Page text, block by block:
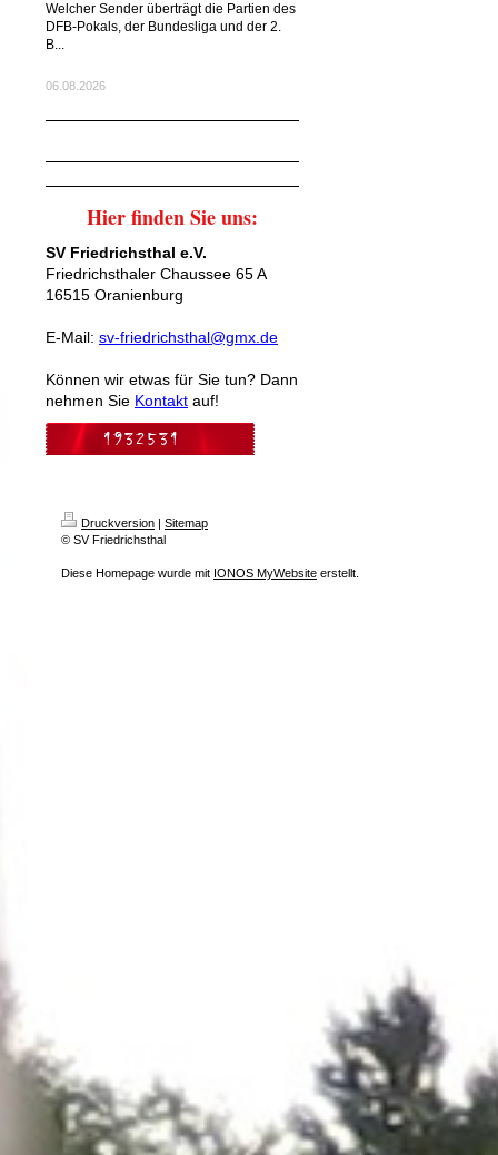
Welcher Sender überträgt die Partien des
DFB-Pokals, der Bundesliga und der 2.
B...
06.08.2026
Hier finden Sie uns:
SV Friedrichsthal e.V.
Friedrichsthaler Chaussee 65 A
16515 Oranienburg
E-Mail: sv-friedrichsthal@gmx.de
Können wir etwas für Sie tun? Dann
nehmen Sie Kontakt auf!
Druckversion | Sitemap
© SV Friedrichsthal
Diese Homepage wurde mit IONOS MyWebsite erstellt.